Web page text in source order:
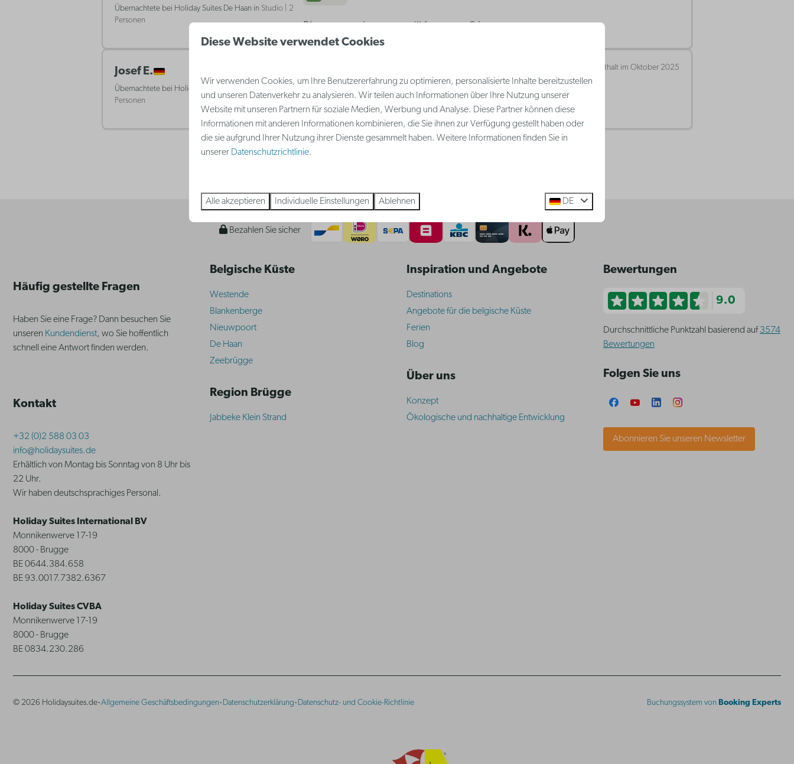
Übernachtete bei Holiday Suites De Haan in Studio | 2
Personen
Josef E.
Übernachtete bei Holiday Suites De Haan in
Personen
Aufenthalt im Oktober 2025
die Nähe zum Meer und zur Natur
Bezahlen Sie sicher
Häufig gestellte Fragen
Haben Sie eine Frage? Dann besuchen Sie
unseren Kundendienst, wo Sie hoffentlich
schnell eine Antwort finden werden.
Kontakt
+32 (0)2 588 03 03
info@holidaysuites.de
Erhältlich von Montag bis Sonntag von 8 Uhr bis
22 Uhr.
Wir haben deutschsprachiges Personal.
Holiday Suites International BV
Monnikenwerve 17-19
8000 - Brugge
BE 0644.384.658
BE 93.0017.7382.6367
Holiday Suites CVBA
Monnikenwerve 17-19
8000 - Brugge
BE 0834.230.286
Belgische Küste
Westende
Blankenberge
Nieuwpoort
De Haan
Zeebrügge
Region Brügge
Jabbeke Klein Strand
Inspiration und Angebote
Destinations
Angebote für die belgische Küste
Ferien
Blog
Über uns
Konzept
Ökologische und nachhaltige Entwicklung
Bewertungen
9.0
Durchschnittliche Punktzahl basierend auf 3574
Bewertungen
Folgen Sie uns
Abonnieren Sie unseren Newsletter
© 2026 Holidaysuites.de·Allgemeine Geschäftsbedingungen· Datenschutzerklärung · Datenschutz- und Cookie-Richtlinie Buchungssystem von Booking Experts
Diese Website verwendet Cookies
Wir verwenden Cookies, um Ihre Benutzererfahrung zu optimieren, personalisierte Inhalte bereitzustellen
und unseren Datenverkehr zu analysieren. Wir teilen auch Informationen über Ihre Nutzung unserer
Website mit unseren Partnern für soziale Medien, Werbung und Analyse. Diese Partner können diese
Informationen mit anderen Informationen kombinieren, die Sie ihnen zur Verfügung gestellt haben oder
die sie aufgrund Ihrer Nutzung ihrer Dienste gesammelt haben. Weitere Informationen finden Sie in
unserer Datenschutzrichtlinie.
Alle akzeptieren Individuelle Einstellungen Ablehnen DE